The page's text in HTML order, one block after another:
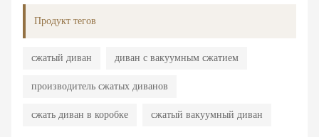
Продукт тегов
сжатый диван диван с вакуумным сжатием
производитель сжатых диванов
сжать диван в коробке сжатый вакуумный диван